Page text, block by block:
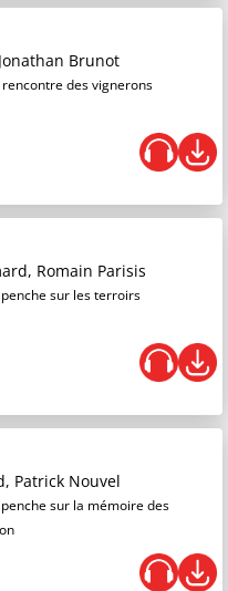
Brunot
des vignerons
Romain Parisis
sur les terroirs
Patrick Nouvel
sur la mémoire des